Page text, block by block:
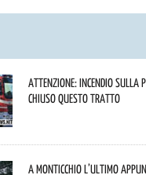
Attenzione: incendio sulla
Chiuso questo tratto
A Monticchio l’ultimo